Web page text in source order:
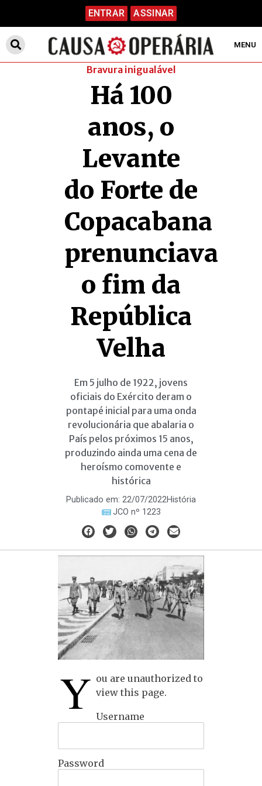
ENTRAR ASSINAR
MENU
Bravura inigualável
Há 100
anos, o
Levante
do Forte de
Copacabana
prenunciava
o fim da
República
Velha
Em 5 julho de 1922, jovens
oficiais do Exército deram o
pontapé inicial para uma onda
revolucionária que abalaria o
País pelos próximos 15 anos,
produzindo ainda uma cena de
heroísmo comovente e
histórica
Publicado em: 22/07/2022História
JCO nº 1223
Y ou are unauthorized to
view this page.
Username
Password